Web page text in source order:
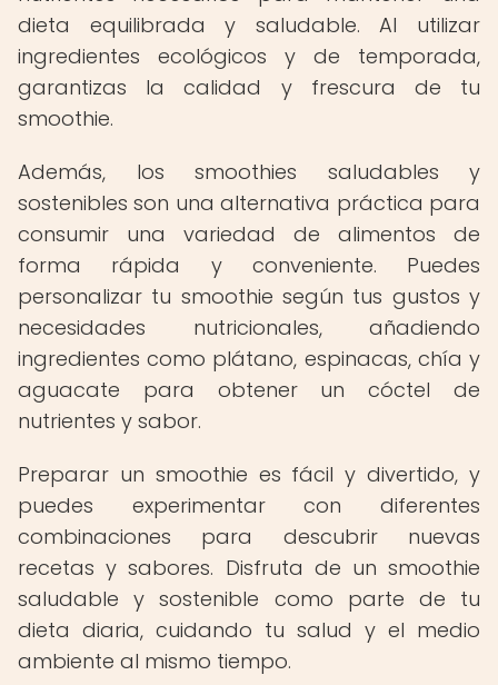
dieta equilibrada y saludable. Al utilizar
ingredientes ecológicos y de temporada,
garantizas la calidad y frescura de tu
smoothie.
Además, los smoothies saludables y
sostenibles son una alternativa práctica para
consumir una variedad de alimentos de
forma rápida y conveniente. Puedes
personalizar tu smoothie según tus gustos y
necesidades nutricionales, añadiendo
ingredientes como plátano, espinacas, chía y
aguacate para obtener un cóctel de
nutrientes y sabor.
Preparar un smoothie es fácil y divertido, y
puedes experimentar con diferentes
combinaciones para descubrir nuevas
recetas y sabores. Disfruta de un smoothie
saludable y sostenible como parte de tu
dieta diaria, cuidando tu salud y el medio
ambiente al mismo tiempo.